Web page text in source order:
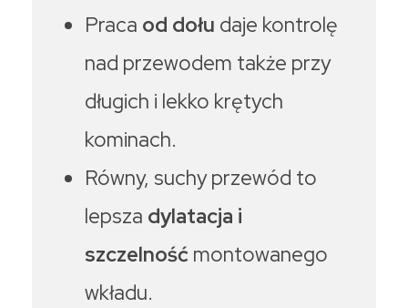
Praca od dołu daje kontrolę
nad przewodem także przy
długich i lekko krętych
kominach.
Równy, suchy przewód to
lepsza dylatacja i
szczelność montowanego
wkładu.